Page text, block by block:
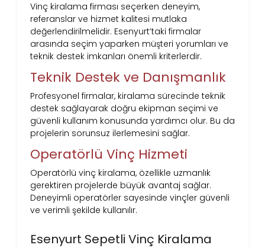
Vinç kiralama firması seçerken deneyim,
referanslar ve hizmet kalitesi mutlaka
değerlendirilmelidir. Esenyurt’taki firmalar
arasında seçim yaparken müşteri yorumları ve
teknik destek imkanları önemli kriterlerdir.
Teknik Destek ve Danışmanlık
Profesyonel firmalar, kiralama sürecinde teknik
destek sağlayarak doğru ekipman seçimi ve
güvenli kullanım konusunda yardımcı olur. Bu da
projelerin sorunsuz ilerlemesini sağlar.
Operatörlü Vinç Hizmeti
Operatörlü vinç kiralama, özellikle uzmanlık
gerektiren projelerde büyük avantaj sağlar.
Deneyimli operatörler sayesinde vinçler güvenli
ve verimli şekilde kullanılır.
Esenyurt Sepetli Vinç Kiralama